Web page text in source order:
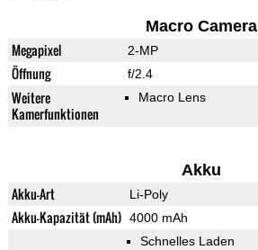
Macro Camera
Megapixel 2-MP
Öffnung f/2.4
Weitere
Kamerfunktionen
Macro Lens
Akku
Akku-Art Li-Poly
Akku-Kapazität (mAh) 4000 mAh
Schnelles Laden